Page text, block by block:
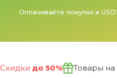
Оплачивайте покупки в
Скидки до 50% Товары на